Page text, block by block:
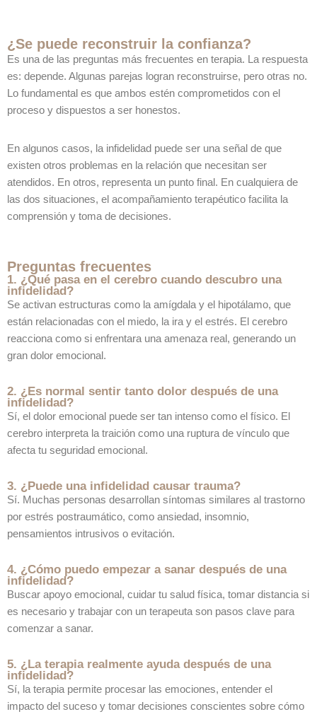
¿Se puede reconstruir la confianza?
Es una de las preguntas más frecuentes en terapia. La respuesta
es: depende. Algunas parejas logran reconstruirse, pero otras no.
Lo fundamental es que ambos estén comprometidos con el
proceso y dispuestos a ser honestos.
En algunos casos, la infidelidad puede ser una señal de que
existen otros problemas en la relación que necesitan ser
atendidos. En otros, representa un punto final. En cualquiera de
las dos situaciones, el acompañamiento terapéutico facilita la
comprensión y toma de decisiones.
Preguntas frecuentes
1. ¿Qué pasa en el cerebro cuando descubro una
infidelidad?
Se activan estructuras como la amígdala y el hipotálamo, que
están relacionadas con el miedo, la ira y el estrés. El cerebro
reacciona como si enfrentara una amenaza real, generando un
gran dolor emocional.
2. ¿Es normal sentir tanto dolor después de una
infidelidad?
Sí, el dolor emocional puede ser tan intenso como el físico. El
cerebro interpreta la traición como una ruptura de vínculo que
afecta tu seguridad emocional.
3. ¿Puede una infidelidad causar trauma?
Sí. Muchas personas desarrollan síntomas similares al trastorno
por estrés postraumático, como ansiedad, insomnio,
pensamientos intrusivos o evitación.
4. ¿Cómo puedo empezar a sanar después de una
infidelidad?
Buscar apoyo emocional, cuidar tu salud física, tomar distancia si
es necesario y trabajar con un terapeuta son pasos clave para
comenzar a sanar.
5. ¿La terapia realmente ayuda después de una
infidelidad?
Sí, la terapia permite procesar las emociones, entender el
impacto del suceso y tomar decisiones conscientes sobre cómo